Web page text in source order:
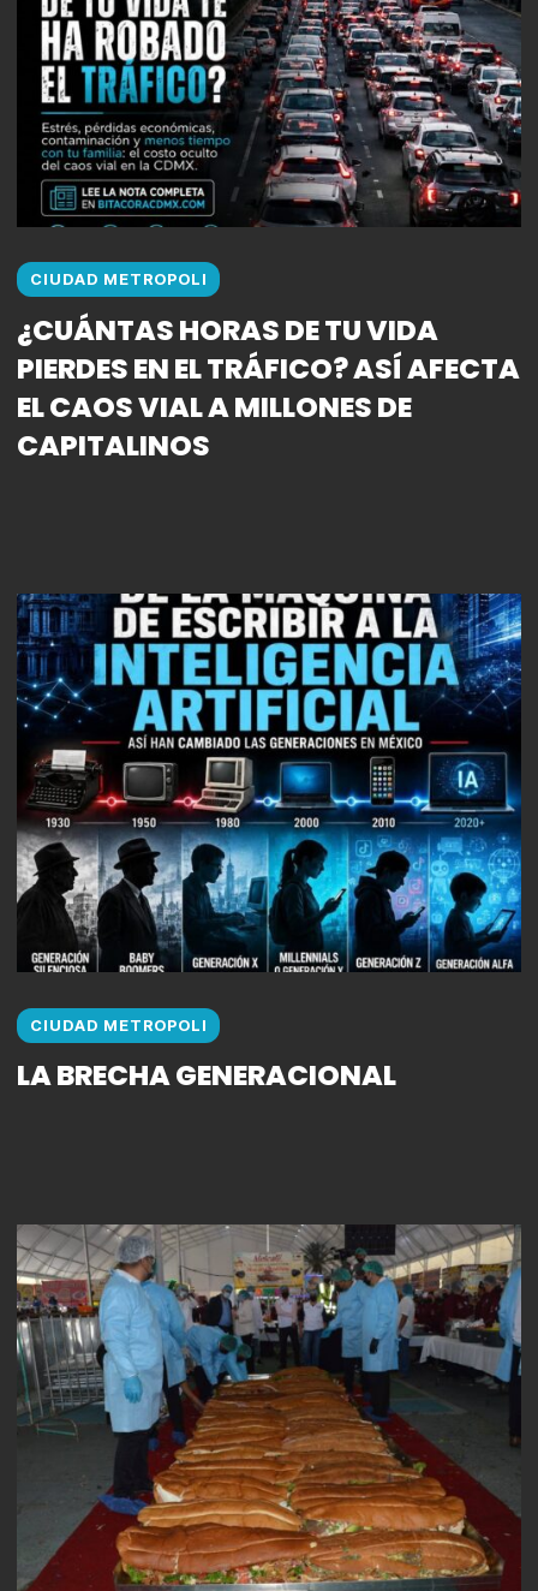
CIUDAD METROPOLI
¿CUÁNTAS HORAS DE TU VIDA
PIERDES EN EL TRÁFICO? ASÍ AFECTA
EL CAOS VIAL A MILLONES DE
CAPITALINOS
CIUDAD METROPOLI
LA BRECHA GENERACIONAL